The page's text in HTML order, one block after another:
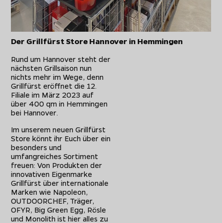
Der Grillfürst Store Hannover in Hemmingen
Rund um Hannover steht der
nächsten Grillsaison nun
nichts mehr im Wege, denn
Grillfürst eröffnet die 12.
Filiale im März 2023 auf
über 400 qm in Hemmingen
bei Hannover.
Im unserem neuen Grillfürst
Store könnt ihr Euch über ein
besonders und
umfangreiches Sortiment
freuen: Von Produkten der
innovativen Eigenmarke
Grillfürst über internationale
Marken wie Napoleon,
OUTDOORCHEF, Träger,
OFYR, Big Green Egg, Rösle
und Monolith ist hier alles zu